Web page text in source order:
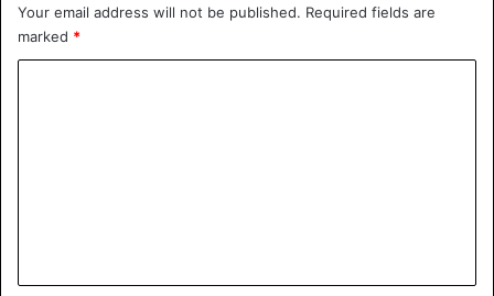
Your email address will not be published. Required fields are
marked *